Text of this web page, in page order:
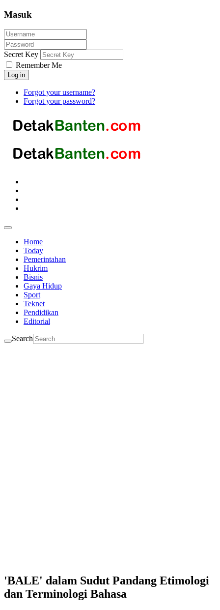
Masuk
Secret Key
Remember Me
Log in
Forgot your username?
Forgot your password?
Home
Today
Pemerintahan
Hukrim
Bisnis
Gaya Hidup
Sport
Teknet
Pendidikan
Editorial
Search
'BALE' dalam Sudut Pandang Etimologi
dan Terminologi Bahasa